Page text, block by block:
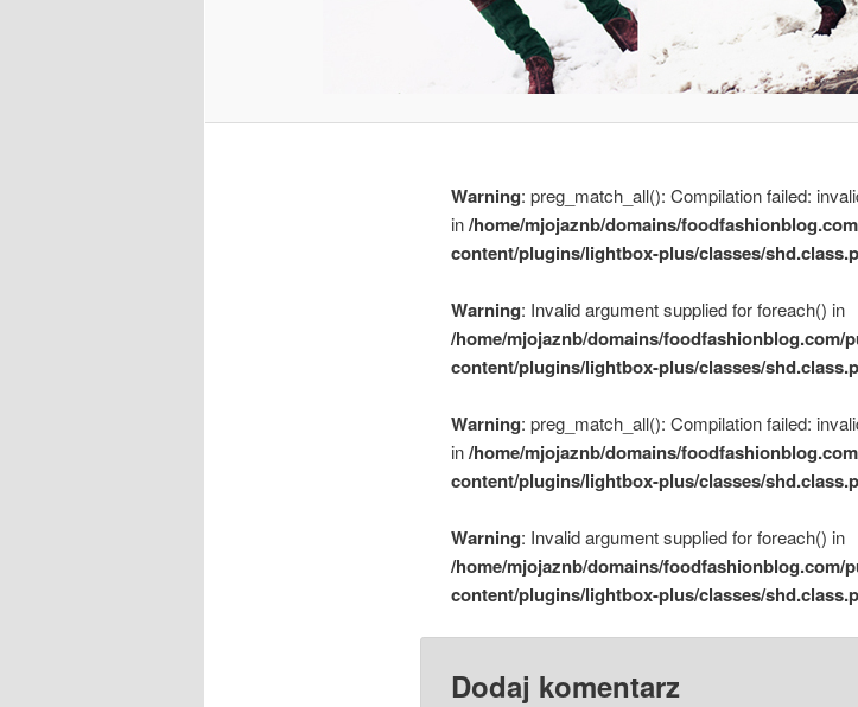
Warning: preg_match_all(): Compilation failed:
in/home/mjojaznb/domains/
content/plugins/lightbox-plus/classes/
Warning: Invalid argument supplied for foreach() in
/home/mjojaznb/domains/foodfashionblog.com/
content/plugins/lightbox-plus/classes/
Warning: preg_match_all(): Compilation failed:
in/home/mjojaznb/domains/
content/plugins/lightbox-plus/classes/
Warning: Invalid argument supplied for foreach() in
/home/mjojaznb/domains/foodfashionblog.com/
content/plugins/lightbox-plus/classes/
Dodaj komentarz